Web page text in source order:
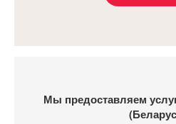
Мы предоставляем